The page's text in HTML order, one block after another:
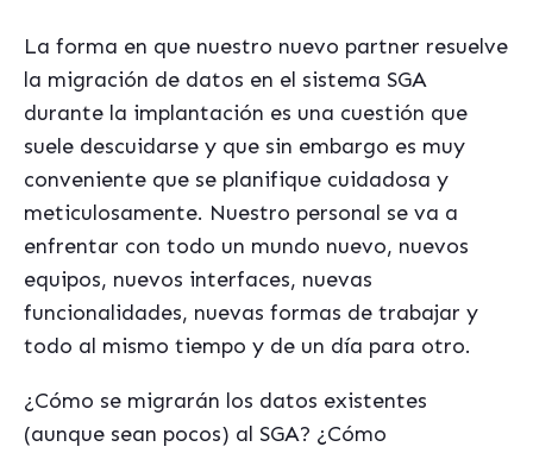
La forma en que nuestro nuevo partner resuelve
la migración de datos en el sistema SGA
durante la implantación es una cuestión que
suele descuidarse y que sin embargo es muy
conveniente que se planifique cuidadosa y
meticulosamente. Nuestro personal se va a
enfrentar con todo un mundo nuevo, nuevos
equipos, nuevos interfaces, nuevas
funcionalidades, nuevas formas de trabajar y
todo al mismo tiempo y de un día para otro.
¿Cómo se migrarán los datos existentes
(aunque sean pocos) al SGA? ¿Cómo